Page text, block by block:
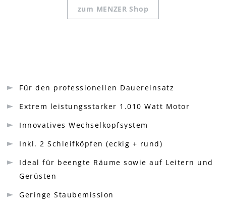
zum MENZER Shop
Für den professionellen Dauereinsatz
Extrem leistungsstarker 1.010 Watt Motor
Innovatives Wechselkopfsystem
Inkl. 2 Schleifköpfen (eckig + rund)
Ideal für beengte Räume sowie auf Leitern und
Gerüsten
Geringe Staubemission